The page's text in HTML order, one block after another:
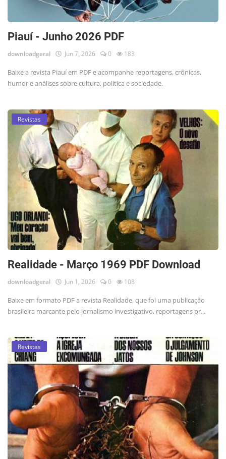
Piauí - Junho 2026 PDF
downloadgeral Jun 7, 2026 0 183
Baixe a revista Piauí em PDF e acompanhe reportagens, crônicas,
humor e análises sobre cultura, política e sociedade.
Revistas
Realidade - Março 1969 PDF Download
downloadgeral Jun 1, 2026 0 108
Baixe em formato PDF a revista Realidade, que foi uma publicação
brasileira marcante pelo jornalismo investigativo, reportagens pr...
Revistas